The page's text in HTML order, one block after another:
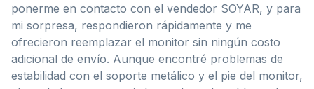
ponerme en contacto con el vendedor SOYAR, y para
mi sorpresa, respondieron rápidamente y me
ofrecieron reemplazar el monitor sin ningún costo
adicional de envío. Aunque encontré problemas de
estabilidad con el soporte metálico y el pie del monitor,